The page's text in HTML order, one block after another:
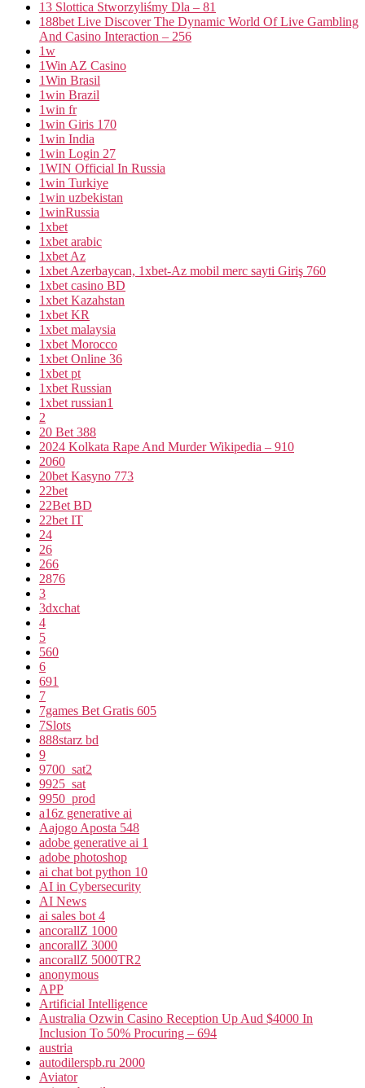
13 Slottica Stworzyliśmy Dla – 81
188bet Live Discover The Dynamic World Of Live Gambling
And Casino Interaction – 256
1w
1Win AZ Casino
1Win Brasil
1win Brazil
1win fr
1win Giris 170
1win India
1win Login 27
1WIN Official In Russia
1win Turkiye
1win uzbekistan
1winRussia
1xbet
1xbet arabic
1xbet Az
1xbet Azerbaycan, 1xbet-Az mobil merc sayti Giriş 760
1xbet casino BD
1xbet Kazahstan
1xbet KR
1xbet malaysia
1xbet Morocco
1xbet Online 36
1xbet pt
1xbet Russian
1xbet russian1
2
20 Bet 388
2024 Kolkata Rape And Murder Wikipedia – 910
2060
20bet Kasyno 773
22bet
22Bet BD
22bet IT
24
26
266
2876
3
3dxchat
4
5
560
6
691
7
7games Bet Gratis 605
7Slots
888starz bd
9
9700_sat2
9925_sat
9950_prod
a16z generative ai
Aajogo Aposta 548
adobe generative ai 1
adobe photoshop
ai chat bot python 10
AI in Cybersecurity
AI News
ai sales bot 4
ancorallZ 1000
ancorallZ 3000
ancorallZ 5000TR2
anonymous
APP
Artificial Intelligence
Australia Ozwin Casino Reception Up Aud $4000 In
Inclusion To 50% Procuring – 694
austria
autodilerspb.ru 2000
Aviator